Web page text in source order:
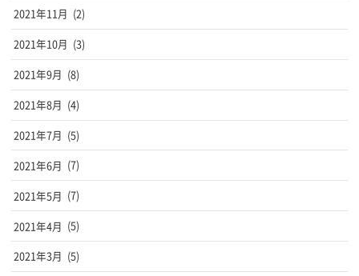
2021年11月 (2)
2021年10月 (3)
2021年9月 (8)
2021年8月 (4)
2021年7月 (5)
2021年6月 (7)
2021年5月 (7)
2021年4月 (5)
2021年3月 (5)